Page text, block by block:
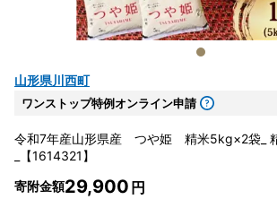
山形県川西町
ワンストップ特例オンライン申請
令和7年産山形県産 つや姫 精米5kg×2袋_
_【1614321】
寄附金額29,900